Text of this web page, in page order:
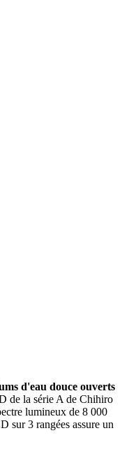
d'eau douce ouverts
de la série A de Chihiro
lumineux de 8 000
sur 3 rangées assure un